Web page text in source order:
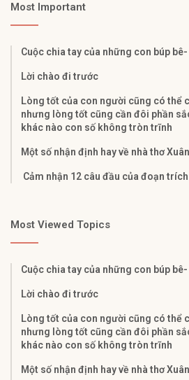
Most Important
Cuộc chia tay của những con búp
Lời chào đi trước
Lòng tốt của con người cũng có thể
nhưng lòng tốt cũng cần đôi phần
khác nào con số không tròn trĩnh
Một số nhận định hay về nhà thơ
Cảm nhận 12 câu đầu của đoạn
Most Viewed Topics
Cuộc chia tay của những con búp
Lời chào đi trước
Lòng tốt của con người cũng có thể
nhưng lòng tốt cũng cần đôi phần
khác nào con số không tròn trĩnh
Một số nhận định hay về nhà thơ